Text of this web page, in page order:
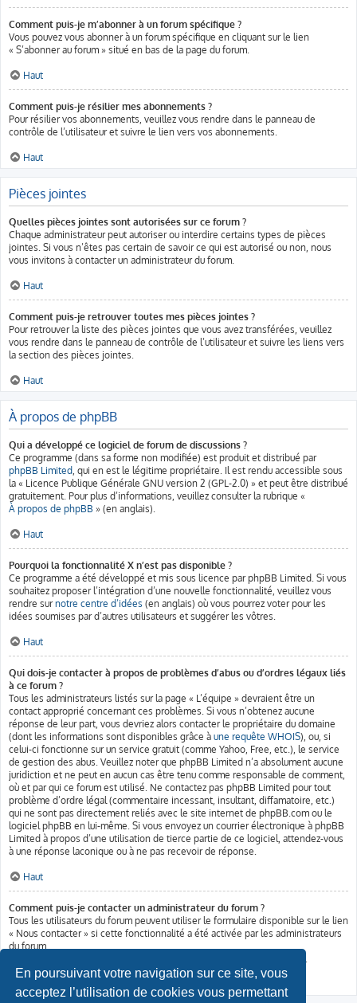
En poursuivant votre navigation sur ce site, vous
acceptez l’utilisation de cookies vous permettant
Comment puis-je m’abonner à un forum spécifique ?
Vous pouvez vous abonner à un forum spécifique en cliquant sur le lien
« S’abonner au forum » situé en bas de la page du forum.
Haut
Comment puis-je résilier mes abonnements ?
Pour résilier vos abonnements, veuillez vous rendre dans le panneau de
contrôle de l’utilisateur et suivre le lien vers vos abonnements.
Haut
Pièces jointes
Quelles pièces jointes sont autorisées sur ce forum ?
Chaque administrateur peut autoriser ou interdire certains types de pièces
jointes. Si vous n’êtes pas certain de savoir ce qui est autorisé ou non, nous
vous invitons à contacter un administrateur du forum.
Haut
Comment puis-je retrouver toutes mes pièces jointes ?
Pour retrouver la liste des pièces jointes que vous avez transférées, veuillez
vous rendre dans le panneau de contrôle de l’utilisateur et suivre les liens vers
la section des pièces jointes.
Haut
À propos de phpBB
Qui a développé ce logiciel de forum de discussions ?
Ce programme (dans sa forme non modifiée) est produit et distribué par
phpBB Limited, qui en est le légitime propriétaire. Il est rendu accessible sous
la « Licence Publique Générale GNU version 2 (GPL-2.0) » et peut être distribué
gratuitement. Pour plus d’informations, veuillez consulter la rubrique «
À propos de phpBB » (en anglais).
Haut
Pourquoi la fonctionnalité X n’est pas disponible ?
Ce programme a été développé et mis sous licence par phpBB Limited. Si vous
souhaitez proposer l’intégration d’une nouvelle fonctionnalité, veuillez vous
rendre surnotre centre d’idées (en anglais) où vous pourrez voter pour les
idées soumises par d’autres utilisateurs et suggérer les vôtres.
Haut
Qui dois-je contacter à propos de problèmes d’abus ou d’ordres légaux liés
à ce forum ?
Tous les administrateurs listés sur la page « L’équipe » devraient être un
contact approprié concernant ces problèmes. Si vous n’obtenez aucune
réponse de leur part, vous devriez alors contacter le propriétaire du domaine
(dont les informations sont disponibles grâce à une requête WHOIS), ou, si
celui-ci fonctionne sur un service gratuit (comme Yahoo, Free, etc.), le service
de gestion des abus. Veuillez noter que phpBB Limited n’a absolument aucune
juridiction et ne peut en aucun cas être tenu comme responsable de comment,
où et par qui ce forum est utilisé. Ne contactez pas phpBB Limited pour tout
problème d’ordre légal (commentaire incessant, insultant, diffamatoire, etc.)
qui ne sont pas directement reliés avec le site internet de phpBB.com ou le
logiciel phpBB en lui-même. Si vous envoyez un courrier électronique à phpBB
Limited à propos d’une utilisation de tierce partie de ce logiciel, attendez-vous
à une réponse laconique ou à ne pas recevoir de réponse.
Haut
Comment puis-je contacter un administrateur du forum ?
Tous les utilisateurs du forum peuvent utiliser le formulaire disponible sur le lien
« Nous contacter » si cette fonctionnalité a été activée par les administrateurs
du forum.
Les membres du forum peuvent également utiliser le lien « L’équipe ».